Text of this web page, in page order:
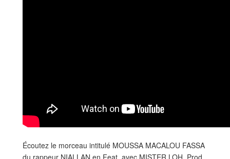
Écoutez le morceau intitulé MOUSSA MACALOU FASSA
du rappeur NIALLAN en Feat. avec MISTER LOH, Prod